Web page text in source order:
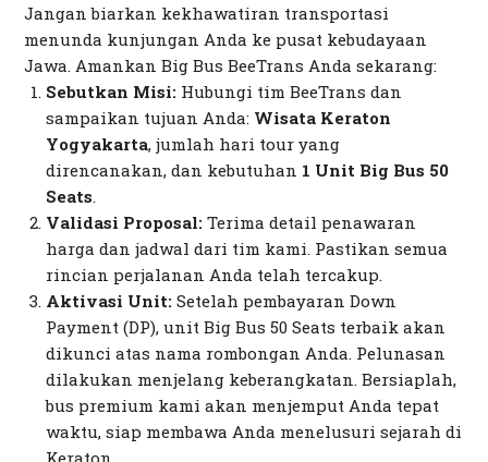
Jangan biarkan kekhawatiran transportasi
menunda kunjungan Anda ke pusat kebudayaan
Jawa. Amankan Big Bus BeeTrans Anda sekarang:
Sebutkan Misi: Hubungi tim BeeTrans dan
sampaikan tujuan Anda: Wisata Keraton
Yogyakarta, jumlah hari tour yang
direncanakan, dan kebutuhan 1 Unit Big Bus 50
Seats.
Validasi Proposal: Terima detail penawaran
harga dan jadwal dari tim kami. Pastikan semua
rincian perjalanan Anda telah tercakup.
Aktivasi Unit: Setelah pembayaranDown
Payment (DP), unit Big Bus 50 Seats terbaik akan
dikunci atas nama rombongan Anda. Pelunasan
dilakukan menjelang keberangkatan. Bersiaplah,
bus premium kami akan menjemput Anda tepat
waktu, siap membawa Anda menelusuri sejarah di
Keraton.